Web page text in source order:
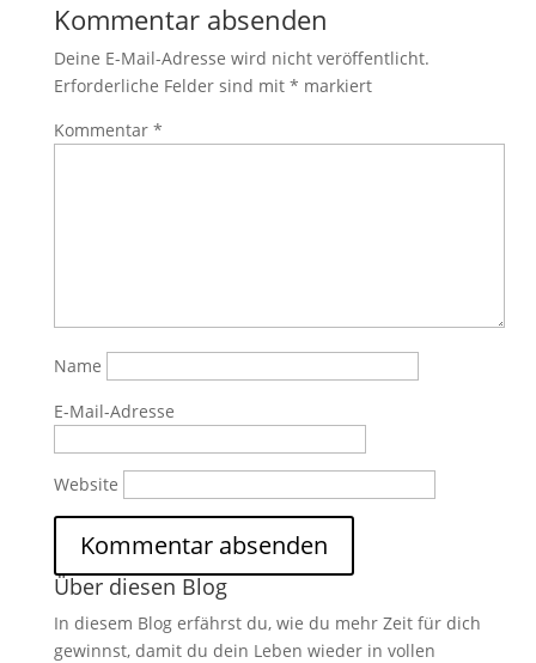
Kommentar absenden
Deine E-Mail-Adresse wird nicht veröffentlicht.
Erforderliche Felder sind mit * markiert
Kommentar *
Name
E-Mail-Adresse
Website
Über diesen Blog
In diesem Blog erfährst du, wie du mehr Zeit für dich
gewinnst, damit du dein Leben wieder in vollen